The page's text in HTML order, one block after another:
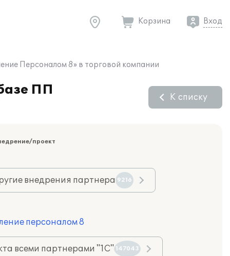
Корзина Вход
Персоналом 8» в торговой компании
ПП
К списку
проект
внедрения партнера 9216
персоналом 8
всеми партнерами "1С" 147043